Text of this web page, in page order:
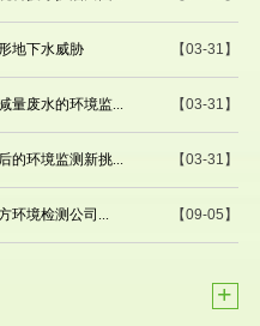
【03-31】
地下水威胁
【03-31】
量废水的环境监...
【03-31】
的环境监测新挑...
【09-05】
环境检测公司...
+